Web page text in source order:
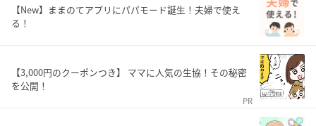
【New】ままのてアプリにパパモード誕生！夫婦で使え
る！
【3,000円のクーポンつき】 ママに人気の生協！その秘密
を公開！
PR